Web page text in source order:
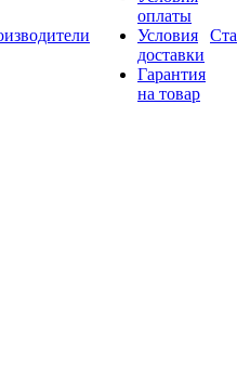
оплаты
Условия
доставки
Гарантия
на товар